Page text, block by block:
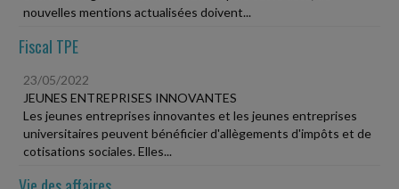
nouvelles mentions actualisées doivent...
Fiscal TPE
23/05/2022
JEUNES ENTREPRISES INNOVANTES
Les jeunes entreprises innovantes et les jeunes entreprises
universitaires peuvent bénéficier d'allègements d'impôts et de
cotisations sociales. Elles...